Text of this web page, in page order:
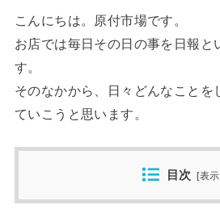
こんにちは。原付市場です。
お店では毎日その日の事を日報と
す。
そのなかから、日々どんなことを
ていこうと思います。
目次 [表示